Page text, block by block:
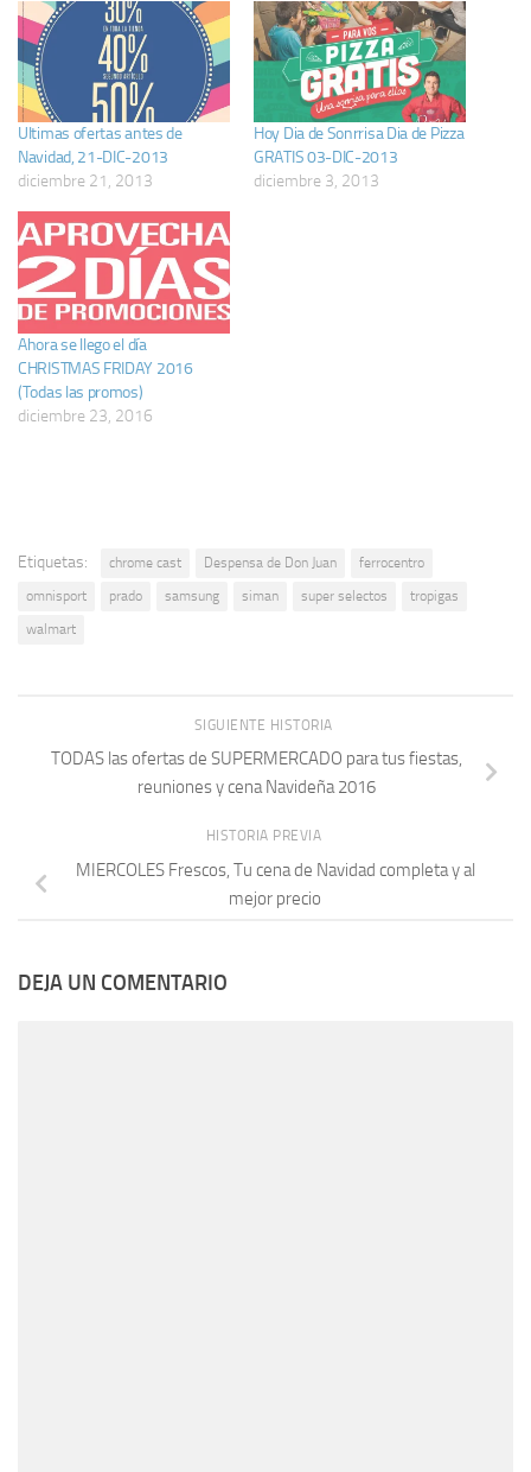
Ultimas ofertas antes de
Navidad, 21-DIC-2013
diciembre 21, 2013
Hoy Dia de Sonrrisa Dia de Pizza
GRATIS 03-DIC-2013
diciembre 3, 2013
Ahora se llego el día
CHRISTMAS FRIDAY 2016
(Todas las promos)
diciembre 23, 2016
Etiquetas: chrome cast Despensa de Don Juan
ferrocentro
omnisport
prado samsung siman super selectos
tropigas
walmart
SIGUIENTE HISTORIA
TODAS las ofertas de SUPERMERCADO para tus fiestas,
reuniones y cena Navideña 2016
HISTORIA PREVIA
MIERCOLES Frescos, Tu cena de Navidad completa y al
mejor precio
DEJA UN COMENTARIO